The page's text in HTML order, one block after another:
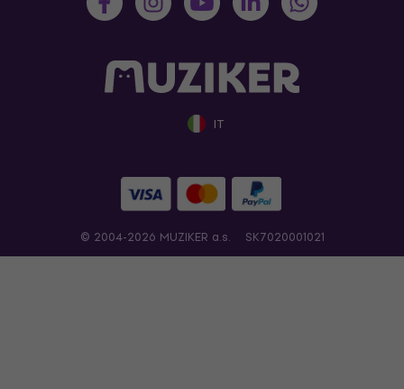
IT
© 2004-2026 MUZIKER a.s. SK7020001021